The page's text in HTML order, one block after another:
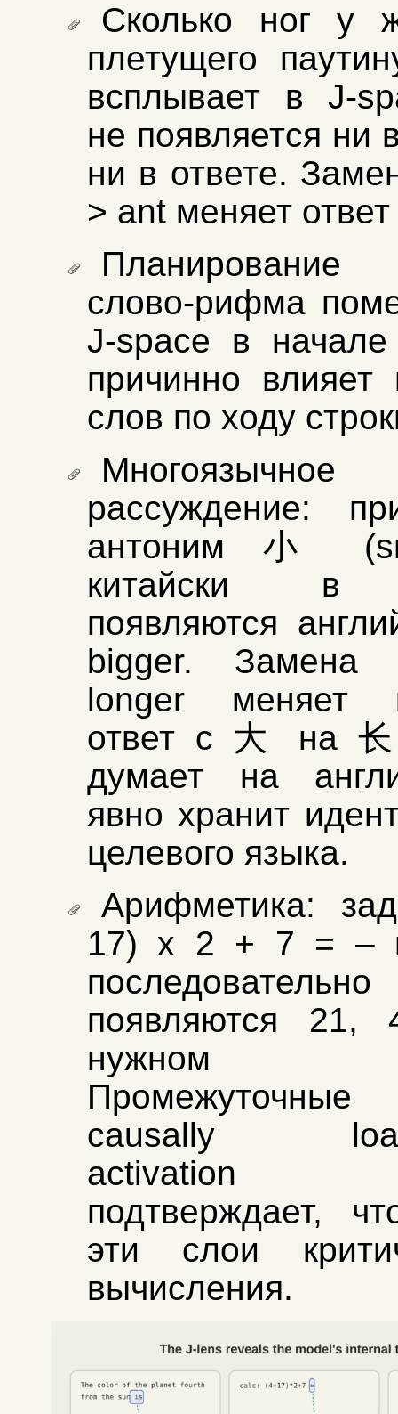
Сколько ног у
плетущего
всплывает в J-
не появляется ни
ни в ответе.
> ant меняет
слово-рифма
J-space в
причинно
слов по ходу
Многоязычное
рассуждение:
антоним 小
китайски в
появляются
bigger. Замена
longer меняет
ответ с 大 на
думает на
явно хранит
целевого языка.
Арифметика:
17) x 2 + 7 = –
последовательно
появляются
нужном
Промежуточные
causally load-
activation
подтверждает,
эти слои
вычисления.